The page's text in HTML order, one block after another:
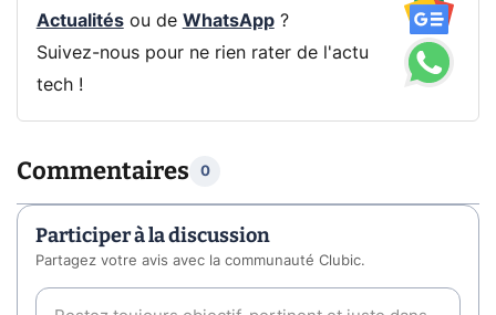
Actualitésou de WhatsApp?
Suivez-nous pour ne rien rater de l'actu
tech !
Commentaires 0
Participer à la discussion
Partagez votre avis avec la communauté Clubic.